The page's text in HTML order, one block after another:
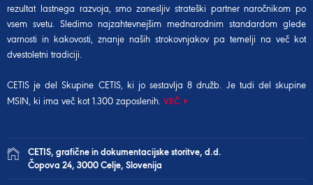
rezultat lastnega razvoja, smo zanesljiv strateški partner naročnikom po
vsem svetu. Sledimo najzahtevnejšim mednarodnim standardom glede
varnosti in kakovosti, znanje naših strokovnjakov pa temelji na več kot
dvestoletni tradiciji.
CETIS je del Skupine CETIS, ki jo sestavlja 8 družb. Je tudi del skupine
MSIN , ki ima več kot 1.300 zaposlenih. VEČ
CETIS, grafične in dokumentacijske storitve, d.d.
Čopova 24, 3000 Celje, Slovenija